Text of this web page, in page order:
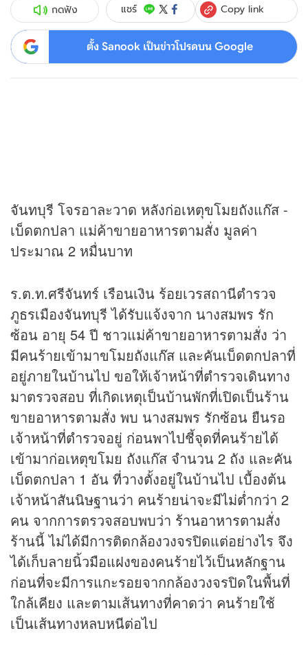
กดฟัง แชร์ Copy link
ตั้ง Sanook เป็นข่าวโปรดบน Google
จันทบุรี โจรอาละวาด หลังก่อเหตุขโมยถังแก๊ส -
เบ็ดตกปลา แม่ค้าขายอาหารตามสั่ง มูลค่า
ประมาณ 2 หมื่นบาท
ร.ต.ท.ศรีจันทร์ เรือนเงิน ร้อยเวรสถานีตำรวจ
ภูธรเมืองจันทบุรี ได้รับแจ้งจาก นางสมพร รัก
ซ้อน อายุ 54 ปี ชาวแม่ค้าขายอาหารตามสั่ง ว่า
มีคนร้ายเข้ามาขโมยถังแก๊ส และคันเบ็ดตกปลาที่
อยู่ภายในบ้านไป ขอให้เจ้าหน้าที่ตำรวจเดินทาง
มาตรวจสอบ ที่เกิดเหตุเป็นบ้านพักที่เปิดเป็นร้าน
ขายอาหารตามสั่ง พบ นางสมพร รักซ้อน ยืนรอ
เจ้าหน้าที่ตำรวจอยู่ ก่อนพาไปชี้จุดที่คนร้ายได้
เข้ามาก่อเหตุขโมย ถังแก๊ส จำนวน 2 ถัง และคัน
เบ็ดตกปลา 1 อัน ที่วางตั้งอยู่ในบ้านไป เบื้องต้น
เจ้าหน้าสันนิษฐานว่า คนร้ายน่าจะมีไม่ต่ำกว่า 2
คน จากการตรวจสอบพบว่า ร้านอาหารตามสั่ง
ร้านนี้ ไม่ได้มีการติดกล้องวงจรปิดแต่อย่างไร จึง
ได้เก็บลายนิ้วมือแฝงของคนร้ายไว้เป็นหลักฐาน
ก่อนที่จะมีการแกะรอยจากกล้องวงจรปิดในพื้นที่
ใกล้เคียง และตามเส้นทางที่คาดว่า คนร้ายใช้
เป็นเส้นทางหลบหนีต่อไป